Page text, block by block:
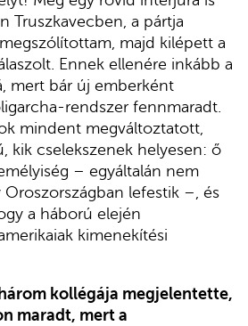
Truszkavecben, a pártja
majd kilépett a
Ennek ellenére inkább a
mert bár új emberként
rendszer fennmaradt.
mindent megváltoztatott,
kik cselekszenek helyesen: ő
– egyáltalán nem
lefestik –, és
a háború elején
kimenekítési
kollégája megjelentette,
maradt, mert a